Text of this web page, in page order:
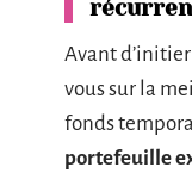
Avant
vous sur la
fonds
portefeuille